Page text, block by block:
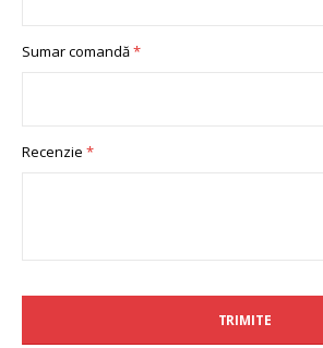
Sumar comandă
Recenzie
TRIMITE